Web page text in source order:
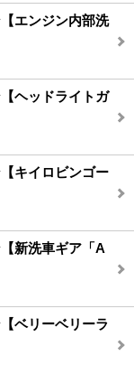
エンジン内部洗
ヘッドライトガ
キイロビンゴー
新洗車ギア「A
ベリーベリーラ